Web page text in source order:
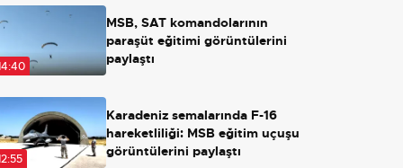
MSB, SAT komandolarının
paraşüt eğitimi görüntülerini
paylaştı
Karadeniz semalarında F-16
hareketliliği: MSB eğitim uçuşu
görüntülerini paylaştı